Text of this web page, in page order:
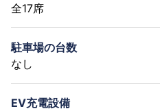
全17席
駐車場の台数
なし
EV充電設備